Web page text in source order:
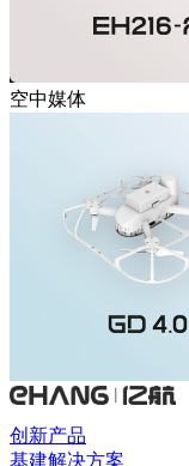
空中媒体
创新产品
基建解决方案